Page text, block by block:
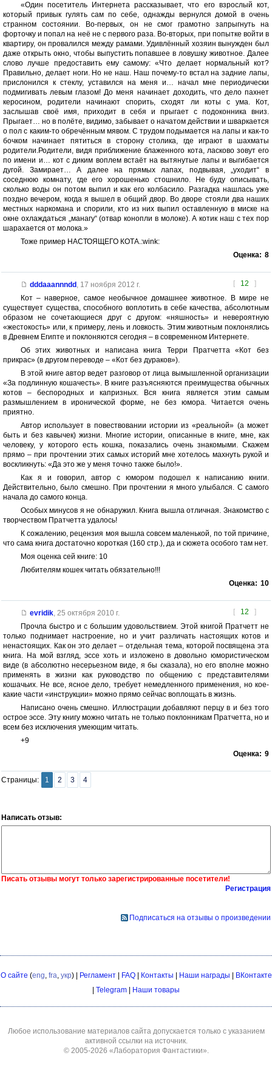
«Один посетитель Интернета рассказывает, что его взрослый кот,
который привык гулять сам по себе, однажды вернулся домой в очень
странном состоянии. Во-первых, он не смог грамотно запрыгнуть на
форточку и попал на неё не с первого раза. Во-вторых, при попытке войти в
квартиру, он провалился между рамами. Удивлённый хозяин вынужден был
даже открыть окно, чтобы выпустить попавшее в ловушку животное. Далее
слово лучше предоставить ему самому: «Что делает нормальный кот?
Правильно, делает ноги. Но не наш. Наш почему-то встал на задние лапы,
прислонился к стеклу, уставился на меня и… начал мне периодически
подмигивать левым глазом! До меня начинает доходить, что дело пахнет
керосином, родители начинают спорить, сходят ли коты с ума. Кот,
заслышав своё имя, приходит в себя и прыгает с подоконника вниз.
Прыгает… но в полёте, видимо, забывает о начатом действии и шваркается
о пол с каким-то обречённым мявом. С трудом подымается на лапы и как-то
бочком начинает пятиться в сторону столика, где играют в шахматы
родители.Родители, видя приближение блаженного кота, ласково зовут его
по имени и… кот с диким воплем встаёт на вытянутые лапы и выгибается
дугой. Замирает… А далее на прямых лапах, подвывая, „уходит“ в
соседнюю комнату, где его хорошенько стошнило. Не буду описывать,
сколько воды он потом выпил и как его колбасило. Разгадка нашлась уже
поздно вечером, когда я вышел в общий двор. Во дворе стояли два наших
местных наркомана и спорили, кто из них выпил оставленную в миске на
окне охлаждаться „манагу“ (отвар конопли в молоке). А котик наш с тех пор
шарахается от молока.»
Тоже пример НАСТОЯЩЕГО КОТА.:wink:
Оценка: 8
[ 12 ]
dddaaannndd , 17 ноября 2012 г.
Кот – наверное, самое необычное домашнее животное. В мире не
существует существа, способного воплотить в себе качества, абсолютным
образом не сочетающиеся друг с другом: «няшность» и невероятную
«жестокость» или, к примеру, лень и ловкость. Этим животным поклонялись
в Древнем Египте и поклоняются сегодня – в современном Интернете.
Об этих животных и написана книга Терри Пратчетта «Кот без
прикрас» (в другом переводе – «Кот без дураков»).
В этой книге автор ведет разговор от лица вымышленной организации
«За подлинную кошачесть». В книге разъясняются преимущества обычных
котов – беспородных и капризных. Вся книга является этим самым
размышлением в иронической форме, не без юмора. Читается очень
приятно.
Автор использует в повествовании истории из «реальной» (а может
быть и без кавычек) жизни. Многие истории, описанные в книге, мне, как
человеку, у которого есть кошка, показались очень знакомыми. Скажем
прямо – при прочтении этих самых историй мне хотелось махнуть рукой и
воскликнуть: «Да это же у меня точно также было!».
Как я и говорил, автор с юмором подошел к написанию книги.
Действительно, было смешно. При прочтении я много улыбался. С самого
начала до самого конца.
Особых минусов я не обнаружил. Книга вышла отличная. Знакомство с
творчеством Пратчетта удалось!
К сожалению, рецензия моя вышла совсем маленькой, по той причине,
что сама книга достаточно короткая (160 стр.), да и сюжета особого там нет.
Моя оценка сей книге: 10
Любителям кошек читать обязательно!!!
Оценка: 10
[ 12 ]
evridik, 25 октября 2010 г.
Прочла быстро и с большим удовольствием. Этой книгой Пратчетт не
только поднимает настроение, но и учит различать настоящих котов и
ненастоящих. Как он это делает – отдельная тема, которой посвящена эта
книга. На мой взгляд, эссе хоть и изложено в довольно юмористическом
виде (в абсолютно несерьезном виде, я бы сказала), но его вполне можно
применять в жизни как руководство по общению с представителями
кошачьих. Не все, ясное дело, требует немедленного применения, но кое-
какие части «инструкции» можно прямо сейчас воплощать в жизнь.
Написано очень смешно. Иллюстрации добавляют перцу в и без того
острое эссе. Эту книгу можно читать не только поклонникам Пратчетта, но и
всем без исключения умеющим читать.
+9
Оценка: 9
Страницы: 1 2 3 4
Написать отзыв:
Писать отзывы могут только зарегистрированные посетители!
Регистрация
Подписаться на отзывы о произведении
О сайте (eng, fra, укр) | Регламент| FAQ| Контакты Наши награды
ВКонтакте
Telegram Наши товары
Любое использование материалов сайта допускается только с указанием
активной ссылки на источник.
© 2005-2026 «Лаборатория Фантастики».